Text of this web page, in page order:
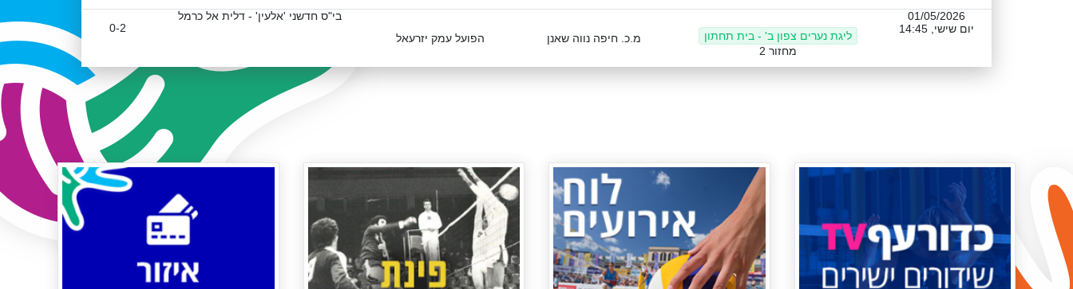
01/05/2026
יום שישי, 14:45
ליגת נערים צפון ב' - בית תחתון
מחזור 2
מ.כ. חיפה נווה שאנן הפועל עמק יזרעאל
בי"ס חדשני 'אלעין' - דלית אל כרמל
0-2